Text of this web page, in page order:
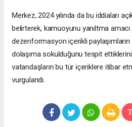
Merkez, 2024 yılında da bu iddiaları
belirterek, kamuoyunu yanıltma amacı
dezenformasyon içerikli paylaşımların
dolaşıma sokulduğunu tespit ettiklerini
vatandaşların bu tür içeriklere itibar
vurgulandı.